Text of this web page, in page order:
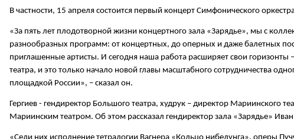
В частности, 15 апреля состоится первый концерт Симфонического
«За пять лет плодотворной жизни концертного зала «Зарядье», мы с
разнообразных программ: от концертных, до оперных и даже балетных
приглашенные артисты. И сегодня наша работа расширяет свои
театра, и это только начало новой главы масштабного сотрудничества
площадкой России», – сказал он.
Гергиев - гендиректор Большого театра, худрук – директор Мариинского
Мариинским театром. Об этом рассказал гендиректор зала «Зарядье»